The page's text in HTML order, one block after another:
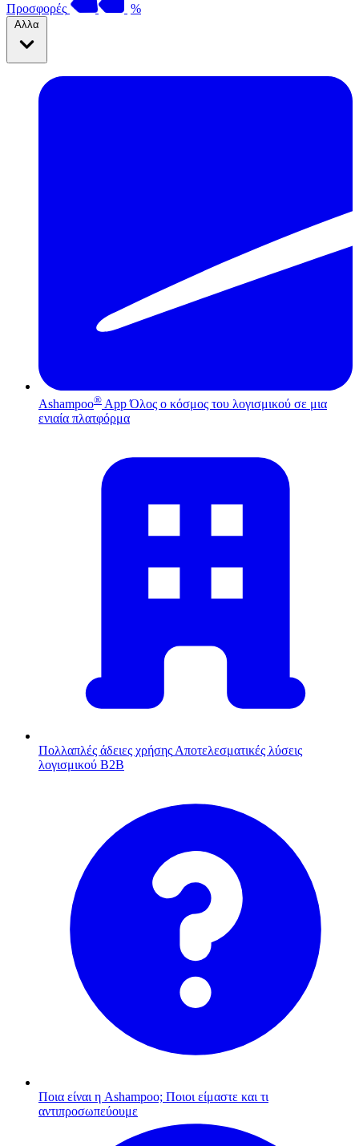
Προσφορές %
Αλλα
Ashampoo® App Όλος ο κόσμος του λογισμικού σε μια
ενιαία πλατφόρμα
Πολλαπλές άδειες χρήσης Αποτελεσματικές λύσεις
λογισμικού B2B
Ποια είναι η Ashampoo; Ποιοι είμαστε και τι
αντιπροσωπεύουμε